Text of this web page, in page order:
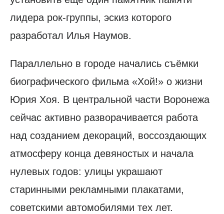
лидера рок-группы, эскиз которого
разработал Илья Наумов.
Параллельно в городе начались съёмки
биографического фильма «Хой!» о жизни
Юрия Хоя. В центральной части Воронежа
сейчас активно разворачивается работа
над созданием декораций, воссоздающих
атмосферу конца девяностых и начала
нулевых годов: улицы украшают
старинными рекламными плакатами,
советскими автомобилями тех лет.